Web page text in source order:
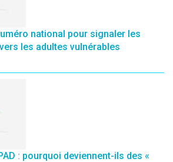
national pour signaler les
les adultes vulnérables
: pourquoi deviennent-ils des «